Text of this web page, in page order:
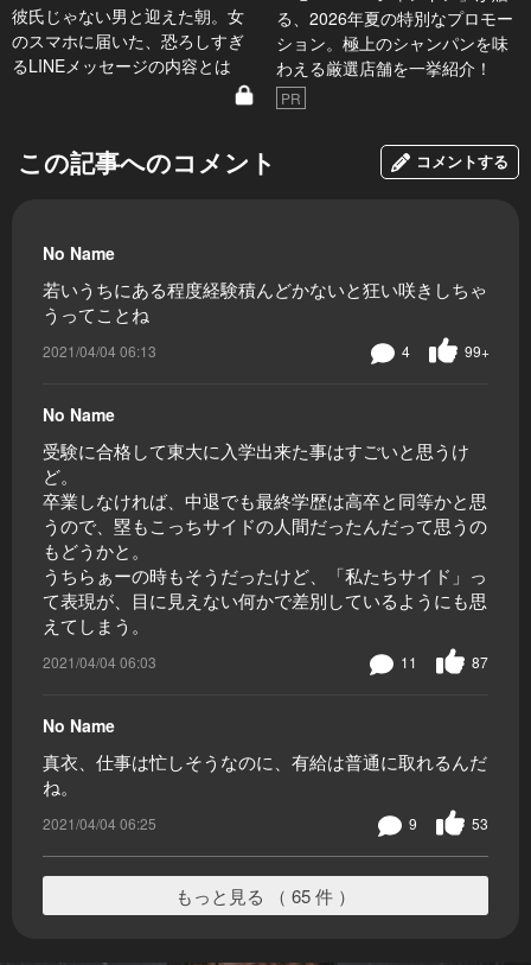
彼氏じゃない男と迎えた朝。女
のスマホに届いた、恐ろしすぎ
るLINEメッセージの内容とは
る、2026年夏の特別なプロモー
ション。極上のシャンパンを味
わえる厳選店舗を一挙紹介！
PR
この記事へのコメント コメントする
No Name
若いうちにある程度経験積んどかないと狂い咲きしちゃ
うってことね
2021/04/04 06:13 99+
4
No Name
受験に合格して東大に入学出来た事はすごいと思うけ
ど。
卒業しなければ、中退でも最終学歴は高卒と同等かと思
うので、塁もこっちサイドの人間だったんだって思うの
もどうかと。
うちらぁーの時もそうだったけど、「私たちサイド」っ
て表現が、目に見えない何かで差別しているようにも思
えてしまう。
2021/04/04 06:03 87
11
No Name
真衣、仕事は忙しそうなのに、有給は普通に取れるんだ
ね。
2021/04/04 06:25 53
9
もっと見る （ 65 件 ）